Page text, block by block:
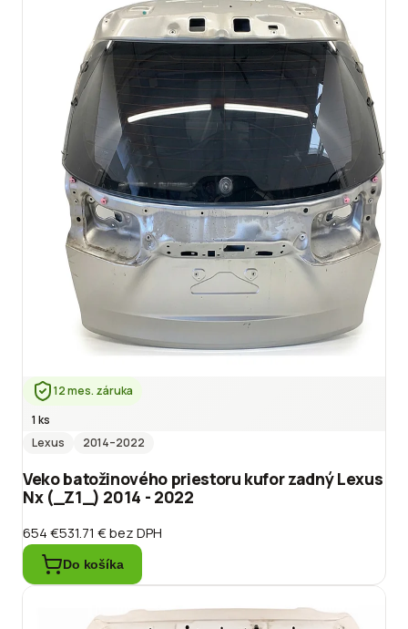
12 mes. záruka
1 ks
Lexus
2014–2022
Veko batožinového priestoru kufor zadný Lexus
Nx (_Z1_) 2014 - 2022
654 €531.71 €bez DPH
Do košíka